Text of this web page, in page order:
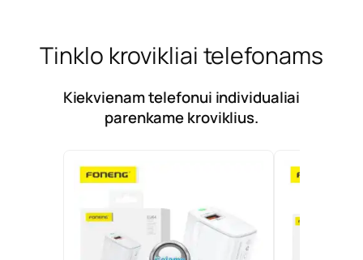
Tinklo krovikliai telefonams
Kiekvienam telefonui individualiai
parenkame kroviklius.